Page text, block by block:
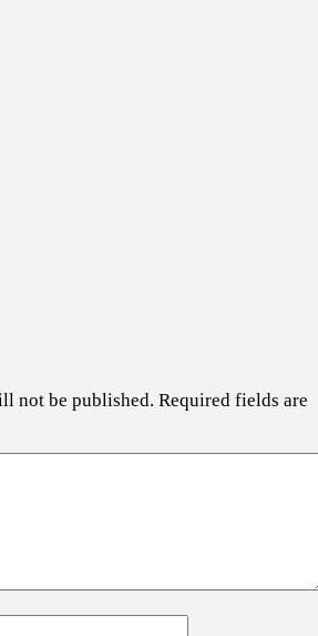
not be published. Required fields are